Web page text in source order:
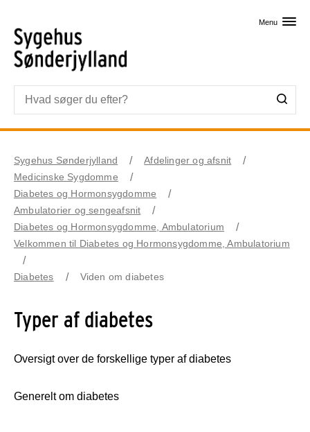
Menu
Sygehus Sønderjylland
Afdelinger og afsnit
Medicinske Sygdomme
Diabetes og Hormonsygdomme
Ambulatorier og sengeafsnit
Diabetes og Hormonsygdomme, Ambulatorium
Velkommen til Diabetes og Hormonsygdomme, Ambulatorium
Diabetes Viden om diabetes
Typer af diabetes
Oversigt over de forskellige typer af diabetes
Generelt om diabetes